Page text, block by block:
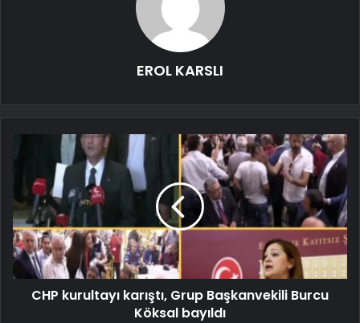
EROL KARSLI
CHP kurultayı karıştı, Grup Başkanvekili Burcu
Köksal bayıldı